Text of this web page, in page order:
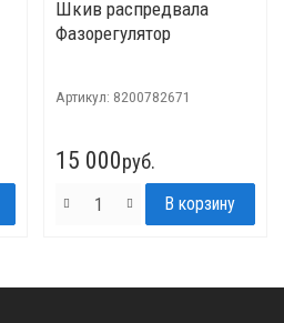
Шкив распредвала
Фазорегулятор
Артикул: 8200782671
15 000руб.